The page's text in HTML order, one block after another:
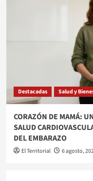
Destacadas Salud y
​CORAZÓN DE MAMÁ:
SALUD
DEL EMBARAZO
El Territorial 6 agosto,